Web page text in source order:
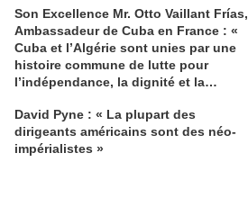
Son Excellence Mr. Otto Vaillant Frías,
Ambassadeur de Cuba en France : «
Cuba et l’Algérie sont unies par une
histoire commune de lutte pour
l’indépendance, la dignité et la
David Pyne : « La plupart des
dirigeants américains sont des néo-
impérialistes »